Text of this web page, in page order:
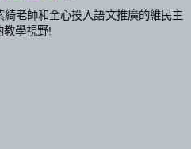
老師和全心投入語文推廣的維民主
教學視野!